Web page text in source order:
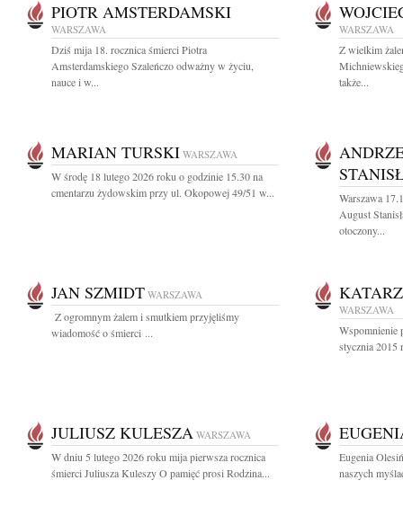
PIOTR AMSTERDAMSKI
WARSZAWA
Dziś mija 18. rocznica śmierci Piotra
Amsterdamskiego Szaleńczo odważny w życiu,
nauce i w...
WARSZAWA
Z wielkim
także...
MARIAN TURSKI WARSZAWA
W środę 18 lutego 2026 roku o godzinie 15.30 na
cmentarzu żydowskim przy ul. Okopowej 49/51 w...
Warszawa
August
otoczony...
JAN SZMIDT WARSZAWA
Z ogromnym żalem i smutkiem przyjęliśmy
wiadomość o śmierci ...
WARSZAWA
Wspomnienie
stycznia 2015
JULIUSZ KULESZA WARSZAWA
W dniu 5 lutego 2026 roku mija pierwsza rocznica
śmierci Juliusza Kuleszy O pamięć prosi Rodzina...
Eugenia
naszych